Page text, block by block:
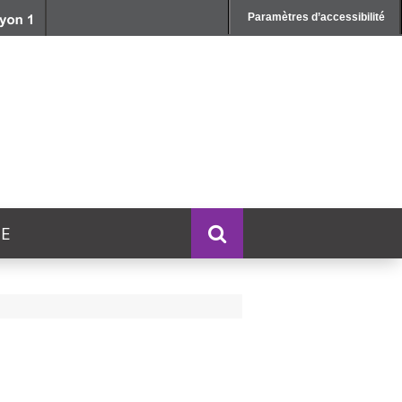
Paramètres d’accessibilité